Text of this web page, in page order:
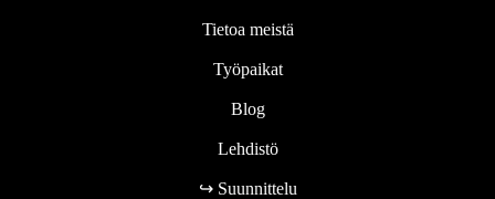
Tietoa meistä
Työpaikat
Blog
Lehdistö
↪ Suunnittelu